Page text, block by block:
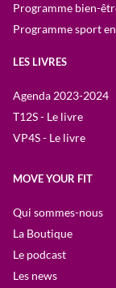
Programme bien-
Programme sport
LES LIVRES
Agenda 2023-2024
T12S - Le livre
VP4S - Le livre
MOVE YOUR FIT
Qui sommes-nous
La Boutique
Le podcast
Les news